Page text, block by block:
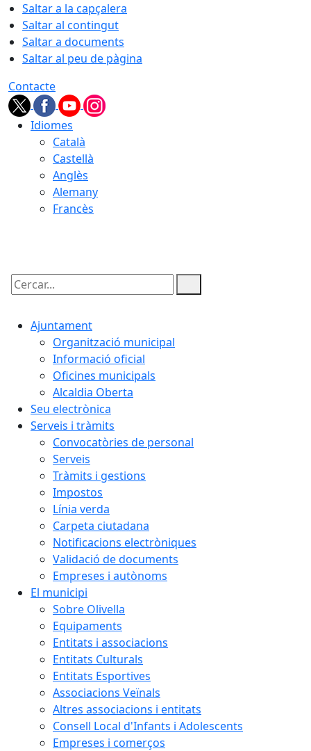
Saltar a la capçalera
Saltar al contingut
Saltar a documents
Saltar al peu de pàgina
Contacte
Idiomes
Català
Castellà
Anglès
Alemany
Francès
Cercar:
Ajuntament
Organització municipal
Informació oficial
Oficines municipals
Alcaldia Oberta
Seu electrònica
Serveis i tràmits
Convocatòries de personal
Serveis
Tràmits i gestions
Impostos
Línia verda
Carpeta ciutadana
Notificacions electròniques
Validació de documents
Empreses i autònoms
El municipi
Sobre Olivella
Equipaments
Entitats i associacions
Entitats Culturals
Entitats Esportives
Associacions Veïnals
Altres associacions i entitats
Consell Local d'Infants i Adolescents
Empreses i comerços